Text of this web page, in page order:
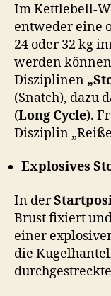
Im Kettlebell-
entweder eine
24 oder 32 kg
werden
Disziplinen
(Snatch), dazu
(Long Cycle).
Disziplin
Explosives
In der
Brust fixiert
einer
die